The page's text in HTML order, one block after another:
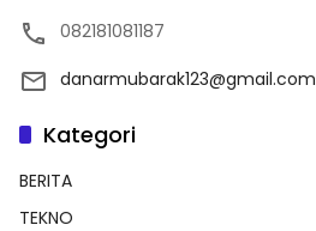
082181081187
danarmubarak123@gmail.com
Kategori
BERITA
TEKNO